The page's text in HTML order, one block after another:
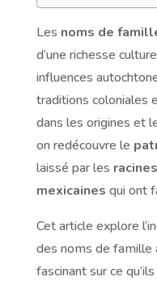
Les noms de
d’une richesse
influences
traditions coloniales
dans les origines et
on redécouvre le
laissé par les
mexicaines qui ont
Cet article explore
des noms de famille
fascinant sur ce